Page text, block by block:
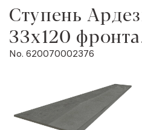
Ступень
33x120
No. 620070002376